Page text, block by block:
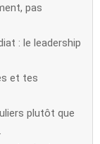
pas
: le leadership
et tes
plutôt que